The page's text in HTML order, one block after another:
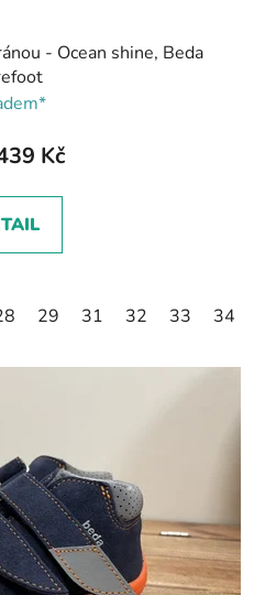
- Ocean shine, Beda
Kč
29 31 32 33 34